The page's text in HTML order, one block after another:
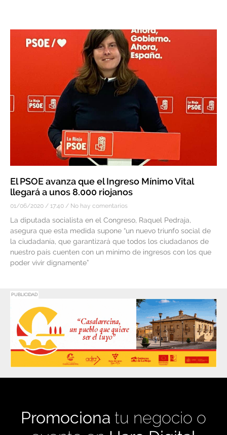
El PSOE avanza que el Ingreso Mínimo Vital
llegará a unos 8.000 riojanos
01/06/2020 17:40 No hay comentarios
La diputada socialista en el Congreso, Raquel Pedraja,
asegura que esta medida supone “un nuevo triunfo social de
la ciudadanía, que garantizará que todos los ciudadanos de
nuestro país cuenten con un mínimo de ingresos con los que
poder vivir dignamente”
PUBLICIDAD
Promociona tu negocio o